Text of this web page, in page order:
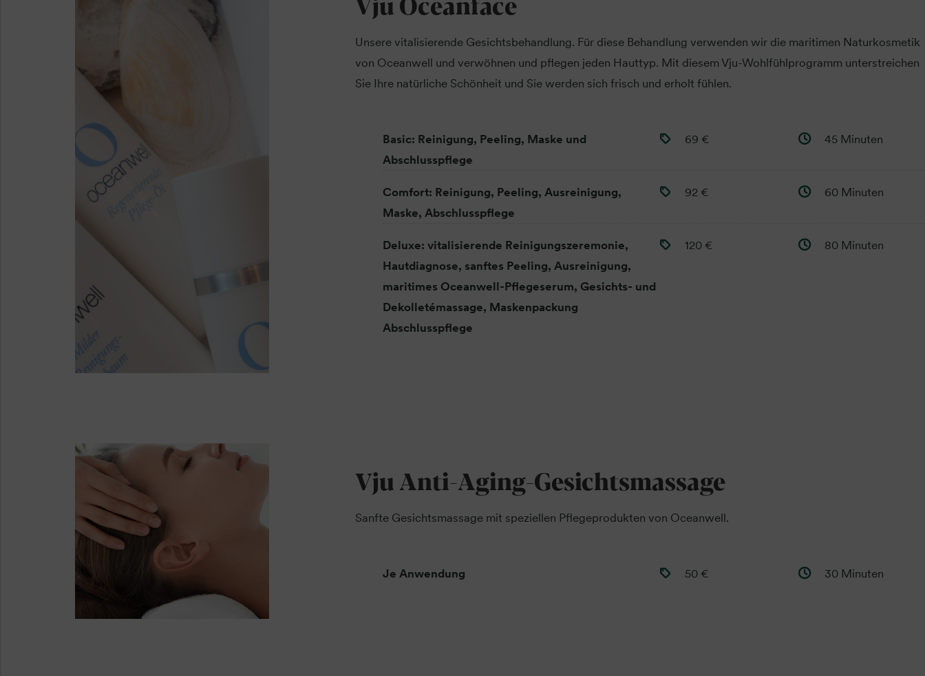
Unsere vitalisierende Gesichtsbehandlung. Für diese Behandlung verwenden wir die maritimen Naturkosmetik
von Oceanwell und verwöhnen und pflegen jeden Hauttyp. Mit diesem Vju-Wohlfühlprogramm unterstreichen
Sie Ihre natürliche Schönheit und Sie werden sich frisch und erholt fühlen.
Basic: Reinigung, Peeling, Maske und
Abschlusspflege
69 € 45 Minuten
Comfort: Reinigung, Peeling, Ausreinigung,
Maske, Abschlusspflege
92 € 60 Minuten
Deluxe: vitalisierende Reinigungszeremonie,
Hautdiagnose, sanftes Peeling, Ausreinigung,
maritimes Oceanwell-Pflegeserum, Gesichts- und
Dekolletémassage, Maskenpackung
Abschlusspflege
120 € 80 Minuten
Vju Anti-Aging-Gesichtsmassage
Sanfte Gesichtsmassage mit speziellen Pflegeprodukten von Oceanwell.
Je Anwendung 50 € 30 Minuten